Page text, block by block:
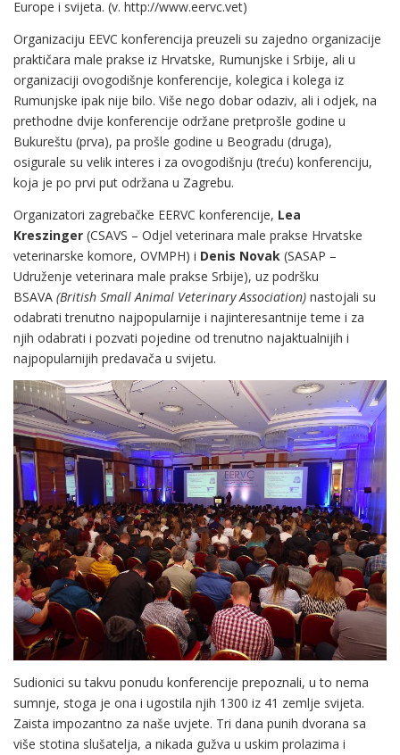
Europe i svijeta. (v. http://www.eervc.vet)
Organizaciju EEVC konferencija preuzeli su zajedno organizacije
praktičara male prakse iz Hrvatske, Rumunjske i Srbije, ali u
organizaciji ovogodišnje konferencije, kolegica i kolega iz
Rumunjske ipak nije bilo. Više nego dobar odaziv, ali i odjek, na
prethodne dvije konferencije održane pretprošle godine u
Bukureštu (prva), pa prošle godine u Beogradu (druga),
osigurale su velik interes i za ovogodišnju (treću) konferenciju,
koja je po prvi put održana u Zagrebu.
Organizatori zagrebačke EERVC konferencije, Lea
Kreszinger (CSAVS – Odjel veterinara male prakse Hrvatske
veterinarske komore, OVMPH) i Denis Novak (SASAP –
Udruženje veterinara male prakse Srbije), uz podršku
BSAVA (British Small Animal Veterinary Association) nastojali su
odabrati trenutno najpopularnije i najinteresantnije teme i za
njih odabrati i pozvati pojedine od trenutno najaktualnijih i
najpopularnijih predavača u svijetu.
Sudionici su takvu ponudu konferencije prepoznali, u to nema
sumnje, stoga je ona i ugostila njih 1300 iz 41 zemlje svijeta.
Zaista impozantno za naše uvjete. Tri dana punih dvorana sa
više stotina slušatelja, a nikada gužva u uskim prolazima i